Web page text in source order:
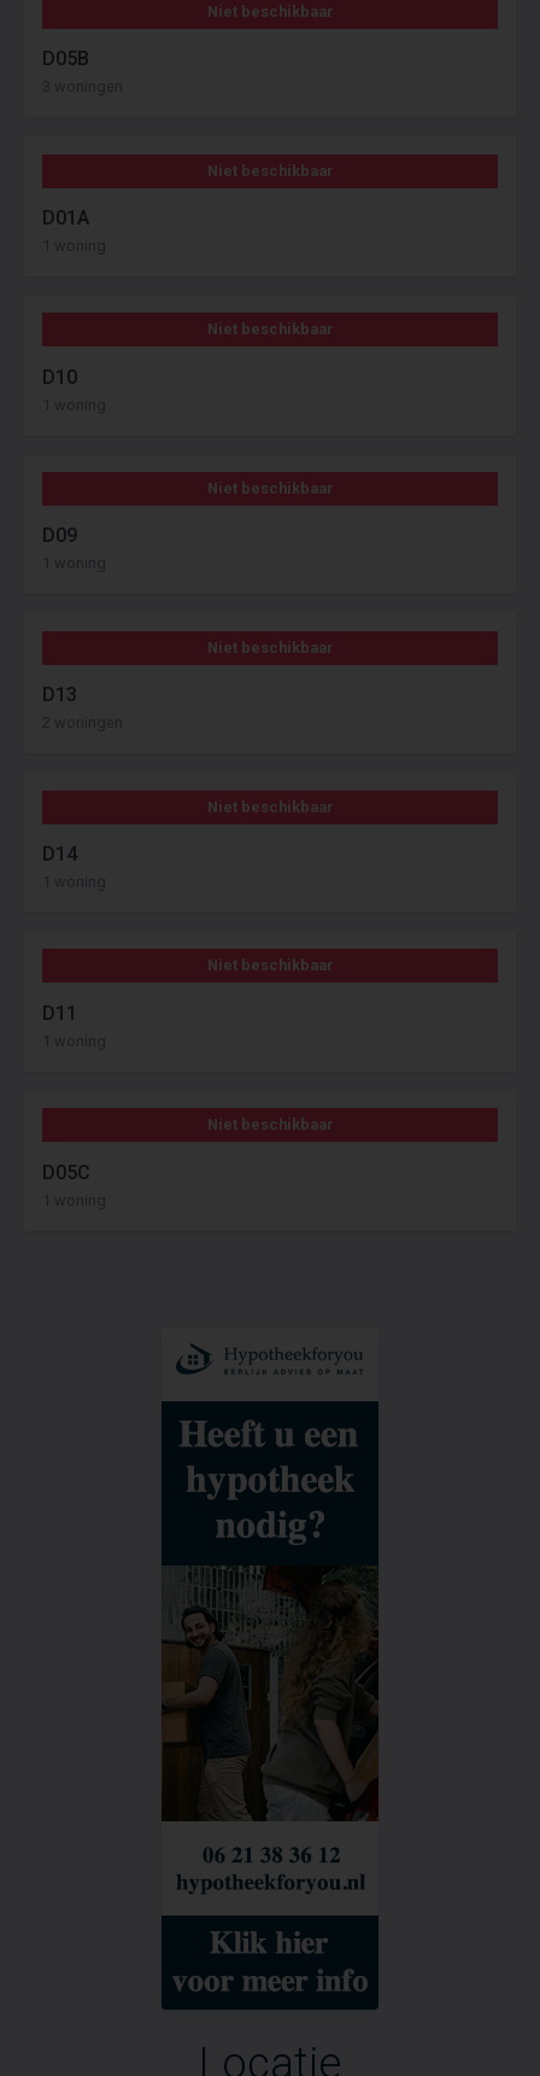
Niet beschikbaar
D05B
3 woningen
Niet beschikbaar
D01A
1 woning
Niet beschikbaar
D10
1 woning
Niet beschikbaar
D09
1 woning
Niet beschikbaar
D13
2 woningen
Niet beschikbaar
D14
1 woning
Niet beschikbaar
D11
1 woning
Niet beschikbaar
D05C
1 woning
Locatie